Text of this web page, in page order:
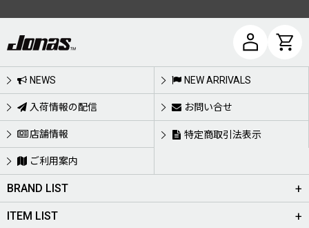
NEWS NEW ARRIVALS
入荷情報の配信 お問い合せ
店舗情報 特定商取引法表示
ご利用案内
BRAND LIST
ITEM LIST